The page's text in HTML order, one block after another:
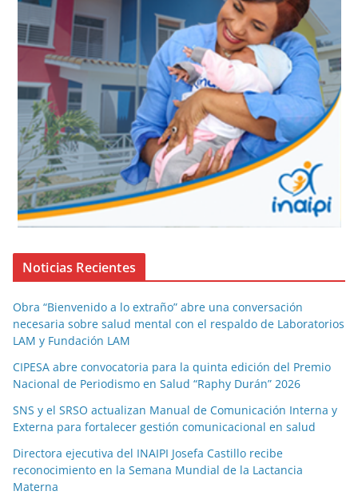
Noticias Recientes
Obra “Bienvenido a lo extraño” abre una conversación
necesaria sobre salud mental con el respaldo de Laboratorios
LAM y Fundación LAM
CIPESA abre convocatoria para la quinta edición del Premio
Nacional de Periodismo en Salud “Raphy Durán” 2026
SNS y el SRSO actualizan Manual de Comunicación Interna y
Externa para fortalecer gestión comunicacional en salud
Directora ejecutiva del INAIPI Josefa Castillo recibe
reconocimiento en la Semana Mundial de la Lactancia
Materna